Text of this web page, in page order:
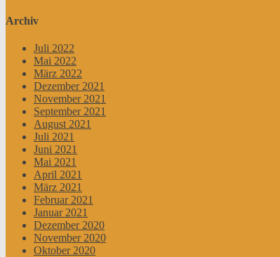
Archiv
Juli 2022
Mai 2022
März 2022
Dezember 2021
November 2021
September 2021
August 2021
Juli 2021
Juni 2021
Mai 2021
April 2021
März 2021
Februar 2021
Januar 2021
Dezember 2020
November 2020
Oktober 2020